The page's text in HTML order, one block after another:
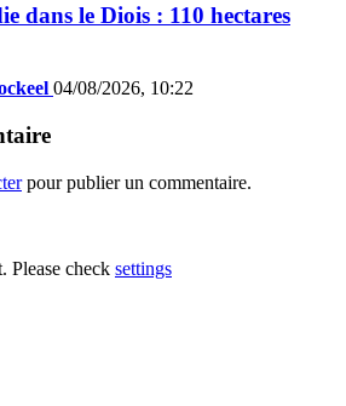
dans le Diois : 110 hectares
04/08/2026, 10:22
pour publier un commentaire.
Please check settings